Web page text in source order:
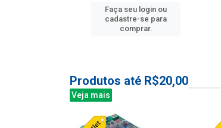
Faça seu login ou
cadastre-se para
comprar.
Produtos até R$20,00
Veja mais